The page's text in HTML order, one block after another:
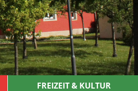
FREIZEIT & KULTUR